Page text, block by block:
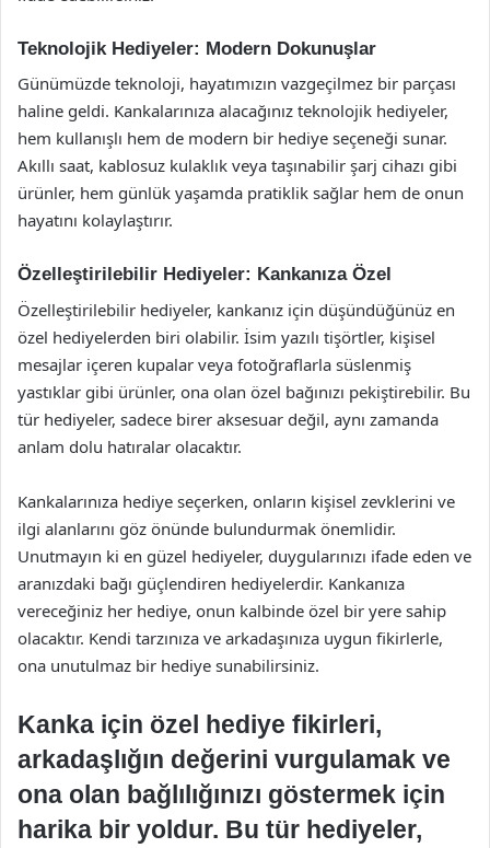
Teknolojik Hediyeler: Modern Dokunuşlar
Günümüzde teknoloji, hayatımızın vazgeçilmez bir parçası
haline geldi. Kankalarınıza alacağınız teknolojik hediyeler,
hem kullanışlı hem de modern bir hediye seçeneği sunar.
Akıllı saat, kablosuz kulaklık veya taşınabilir şarj cihazı gibi
ürünler, hem günlük yaşamda pratiklik sağlar hem de onun
hayatını kolaylaştırır.
Özelleştirilebilir Hediyeler: Kankanıza Özel
Özelleştirilebilir hediyeler, kankanız için düşündüğünüz en
özel hediyelerden biri olabilir. İsim yazılı tişörtler, kişisel
mesajlar içeren kupalar veya fotoğraflarla süslenmiş
yastıklar gibi ürünler, ona olan özel bağınızı pekiştirebilir. Bu
tür hediyeler, sadece birer aksesuar değil, aynı zamanda
anlam dolu hatıralar olacaktır.
Kankalarınıza hediye seçerken, onların kişisel zevklerini ve
ilgi alanlarını göz önünde bulundurmak önemlidir.
Unutmayın ki en güzel hediyeler, duygularınızı ifade eden ve
aranızdaki bağı güçlendiren hediyelerdir. Kankanıza
vereceğiniz her hediye, onun kalbinde özel bir yere sahip
olacaktır. Kendi tarzınıza ve arkadaşınıza uygun fikirlerle,
ona unutulmaz bir hediye sunabilirsiniz.
Kanka için özel hediye fikirleri,
arkadaşlığın değerini vurgulamak ve
ona olan bağlılığınızı göstermek için
harika bir yoldur. Bu tür hediyeler,